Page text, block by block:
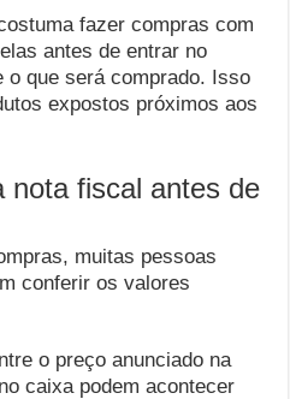
fazer compras com
antes de entrar no
o que será comprado. Isso
expostos próximos aos
nota fiscal antes de
muitas pessoas
conferir os valores
o preço anunciado na
caixa podem acontecer